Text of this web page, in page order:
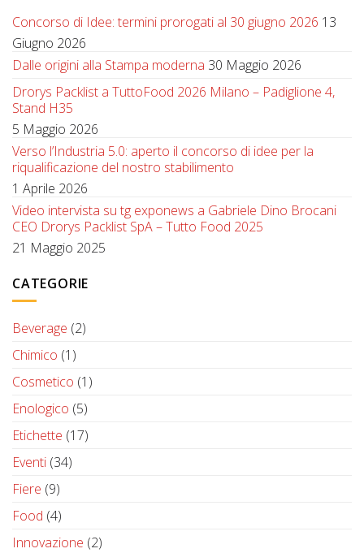
Concorso di Idee: termini prorogati al 30 giugno 2026 13
Giugno 2026
Dalle origini alla Stampa moderna 30 Maggio 2026
Drorys Packlist a TuttoFood 2026 Milano – Padiglione 4,
Stand H35
5 Maggio 2026
Verso l’Industria 5.0: aperto il concorso di idee per la
riqualificazione del nostro stabilimento
1 Aprile 2026
Video intervista su tg exponews a Gabriele Dino Brocani
CEO Drorys Packlist SpA – Tutto Food 2025
21 Maggio 2025
CATEGORIE
Beverage (2)
Chimico (1)
Cosmetico (1)
Enologico (5)
Etichette (17)
Eventi (34)
Fiere (9)
Food (4)
Innovazione (2)